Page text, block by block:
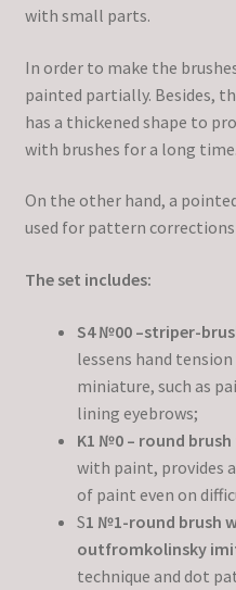
with small parts.
In order to make the
painted partially. Besides,
has a thickened shape to
with brushes for a long time.
On the other hand, a
used for pattern corrections
The set includes:
S4 №00 –striper-
lessens hand
miniature, such as
lining eyebrows;
K1 №0 – round
with paint, provides
of paint even on
S1 №1-round brush
outfromkolinsky
technique and dot